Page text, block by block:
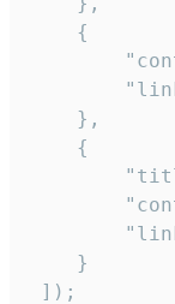
    {
    },
    {
    }
]);